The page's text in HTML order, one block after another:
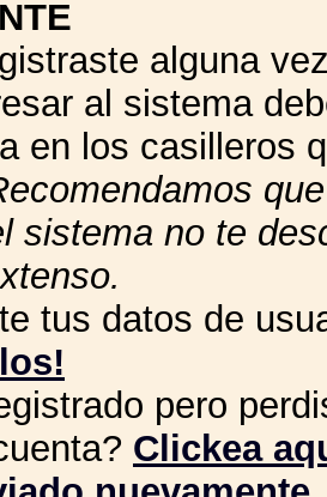
alguna
al sistema
en los casilleros
sistema no te
tus datos de
pero
Clickea